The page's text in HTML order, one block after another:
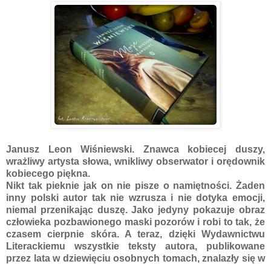
Janusz Leon Wiśniewski. Znawca kobiecej duszy,
wrażliwy artysta słowa, wnikliwy obserwator i orędownik
kobiecego piękna.
Nikt tak pieknie jak on nie pisze o namiętności. Żaden
inny polski autor tak nie wzrusza i nie dotyka emocji,
niemal przenikając duszę. Jako jedyny pokazuje obraz
człowieka pozbawionego maski pozorów i robi to tak, że
czasem cierpnie skóra. A teraz, dzięki Wydawnictwu
Literackiemu wszystkie teksty autora, publikowane
przez lata w dziewięciu osobnych tomach, znalazły się w